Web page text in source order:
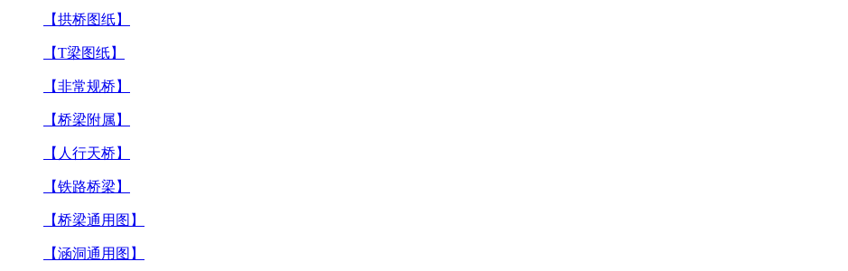
【拱桥图纸】
【T梁图纸】
【非常规桥】
【桥梁附属】
【人行天桥】
【铁路桥梁】
【桥梁通用图】
【涵洞通用图】